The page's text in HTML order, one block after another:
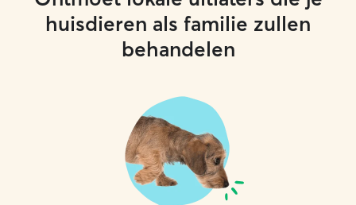
huisdieren als familie zullen
behandelen